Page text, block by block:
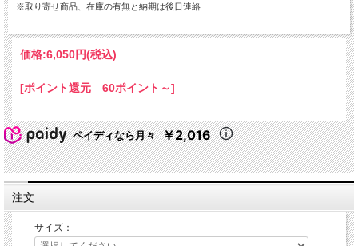
※取り寄せ商品、在庫の有無と納期は後日連絡
価格:6,050円(税込)
[ポイント還元 60ポイント～]
ペイディなら月々 ￥2,016
注文
サイズ：